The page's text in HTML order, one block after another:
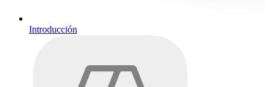
Introducción